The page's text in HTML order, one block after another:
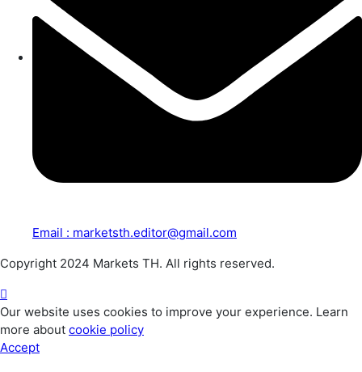
Email : marketsth.editor@gmail.com
Copyright 2024 Markets TH. All rights reserved.
Our website uses cookies to improve your experience. Learn
more about cookie policy
Accept